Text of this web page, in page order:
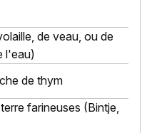
de veau, ou de
l'eau)
de thym
farineuses (Bintje,